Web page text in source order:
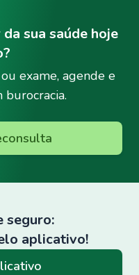
sua saúde hoje
exame, agende e
burocracia.
seguro:
aplicativo!